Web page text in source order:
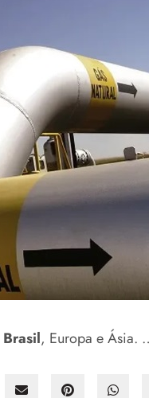
Brasil, Europa e Ásia.